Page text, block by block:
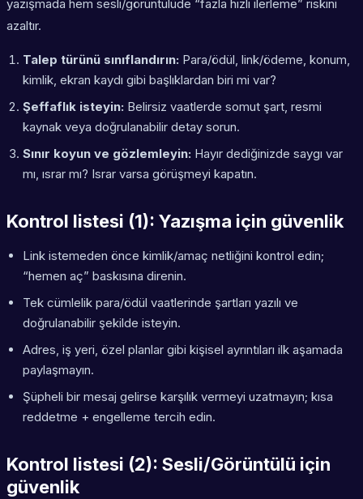
yazışmada hem sesli/görüntülüde “fazla hızlı ilerleme” riskini
azaltır.
Talep türünü sınıflandırın: Para/ödül, link/ödeme, konum,
kimlik, ekran kaydı gibi başlıklardan biri mi var?
Şeffaflık isteyin: Belirsiz vaatlerde somut şart, resmi
kaynak veya doğrulanabilir detay sorun.
Sınır koyun ve gözlemleyin: Hayır dediğinizde saygı var
mı, ısrar mı? Israr varsa görüşmeyi kapatın.
Kontrol listesi (1): Yazışma için güvenlik
Link istemeden önce kimlik/amaç netliğini kontrol edin;
“hemen aç” baskısına direnin.
Tek cümlelik para/ödül vaatlerinde şartları yazılı ve
doğrulanabilir şekilde isteyin.
Adres, iş yeri, özel planlar gibi kişisel ayrıntıları ilk aşamada
paylaşmayın.
Şüpheli bir mesaj gelirse karşılık vermeyi uzatmayın; kısa
reddetme + engelleme tercih edin.
Kontrol listesi (2): Sesli/Görüntülü için
güvenlik